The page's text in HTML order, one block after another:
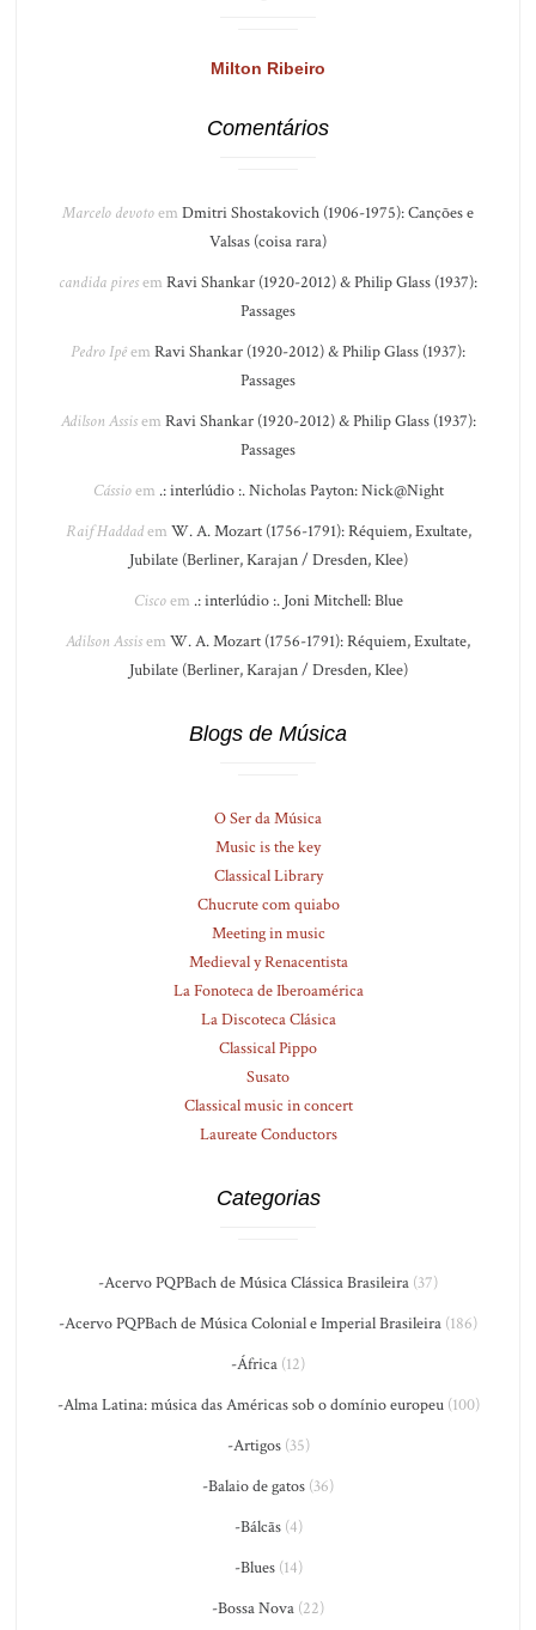
Milton Ribeiro
Comentários
Marcelo devotoem Dmitri Shostakovich (1906-1975): Canções e
Valsas (coisa rara)
candida piresem Ravi Shankar (1920-2012) & Philip Glass (1937):
Passages
Pedro Ipêem Ravi Shankar (1920-2012) & Philip Glass (1937):
Passages
Adilson Assisem Ravi Shankar (1920-2012) & Philip Glass (1937):
Passages
Cássioem .: interlúdio :. Nicholas Payton: Nick@Night
Raif Haddadem W. A. Mozart (1756-1791): Réquiem, Exultate,
Jubilate (Berliner, Karajan / Dresden, Klee)
Ciscoem .: interlúdio :. Joni Mitchell: Blue
Adilson Assisem W. A. Mozart (1756-1791): Réquiem, Exultate,
Jubilate (Berliner, Karajan / Dresden, Klee)
Blogs de Música
O Ser da Música
Music is the key
Classical Library
Chucrute com quiabo
Meeting in music
Medieval y Renacentista
La Fonoteca de Iberoamérica
La Discoteca Clásica
Classical Pippo
Susato
Classical music in concert
Laureate Conductors
Categorias
-Acervo PQPBach de Música Clássica Brasileira (37)
-Acervo PQPBach de Música Colonial e Imperial Brasileira (186)
-África (12)
-Alma Latina: música das Américas sob o domínio europeu(100)
-Artigos(35)
-Balaio de gatos (36)
-Bálcãs(4)
-Blues(14)
-Bossa Nova (22)